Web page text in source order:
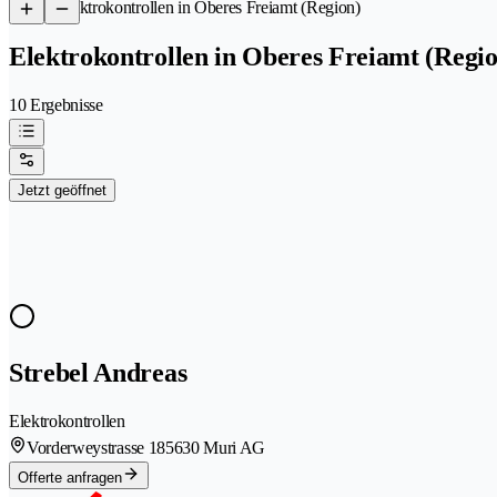
/Elektrokontrollen in Oberes Freiamt (Region)
Elektrokontrollen in Oberes Freiamt
10 Ergebnisse
Jetzt geöffnet
Strebel Andreas
Elektrokontrollen
Vorderweystrasse 185630 Muri AG
Offerte anfragen